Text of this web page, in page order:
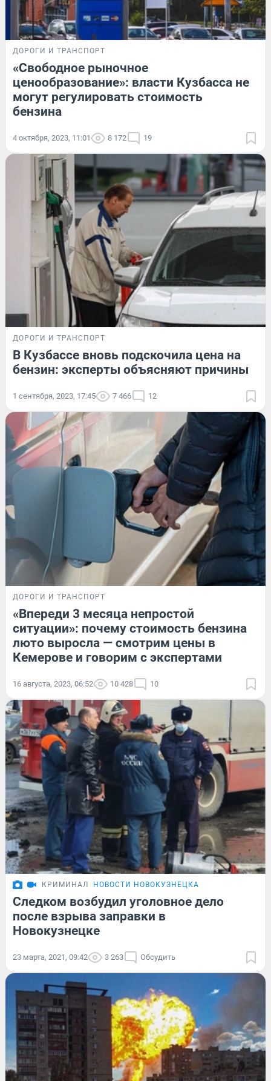
ДОРОГИ И ТРАНСПОРТ
«Свободное рыночное
ценообразование»: власти Кузбасса не
могут регулировать стоимость
бензина
4 октября, 2023, 11:01 8 172 19
ДОРОГИ И ТРАНСПОРТ
В Кузбассе вновь подскочила цена на
бензин: эксперты объясняют причины
1 сентября, 2023, 17:45 7 466 12
ДОРОГИ И ТРАНСПОРТ
«Впереди 3 месяца непростой
ситуации»: почему стоимость бензина
люто выросла — смотрим цены в
Кемерове и говорим с экспертами
16 августа, 2023, 06:52 10 428 10
КРИМИНАЛ НОВОСТИ НОВОКУЗНЕЦКА
Следком возбудил уголовное дело
после взрыва заправки в
Новокузнецке
23 марта, 2021, 09:42 3 263 Обсудить